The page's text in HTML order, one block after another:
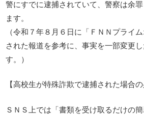
警にすでに逮捕されていて、警察は余
ます。
（令和７年８月６日に「ＦＮＮプライ
された報道を参考に、事実を一部変更
す。）
【高校生が特殊詐欺で逮捕された場合の
ＳＮＳ上では「書類を受け取るだけの